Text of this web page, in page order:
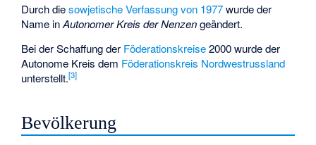
Durch diesowjetische Verfassung von 1977wurde der
Name inAutonomer Kreis der Nenzengeändert.
Bei der Schaffung der Föderationskreise2000 wurde der
Autonome Kreis dem Föderationskreis Nordwestrussland
unterstellt.[3]
Bevölkerung